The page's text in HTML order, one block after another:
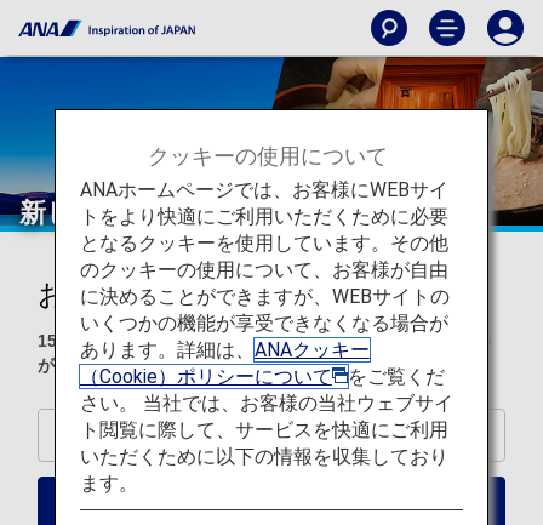
新しい日本の魅力を見つけよう
おすすめのホテル
150万軒以上のホテルを取り揃え、オンライン予約でマイル
が貯まる・使える「ANAワールドホテル」！
東京
クッキーの使用について
ANAホームページでは、お客様にWEBサイ
トをより快適にご利用いただくために必要
となるクッキーを使用しています。その他
のクッキーの使用について、お客様が自由
に決めることができますが、WEBサイトの
いくつかの機能が享受できなくなる場合が
あります。詳細は、 ANAクッキー
（Cookie）ポリシーについて
をご覧くだ
さい。 当社では、お客様の当社ウェブサイ
ト閲覧に際して、サービスを快適にご利用
いただくために以下の情報を収集しており
ます。